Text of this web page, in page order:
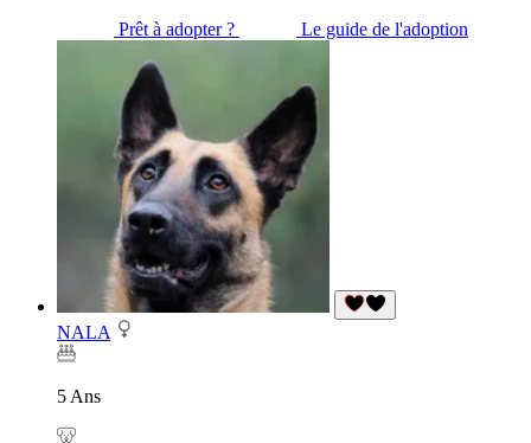
Prêt à adopter ? Le guide de l'adoption
NALA
5 Ans